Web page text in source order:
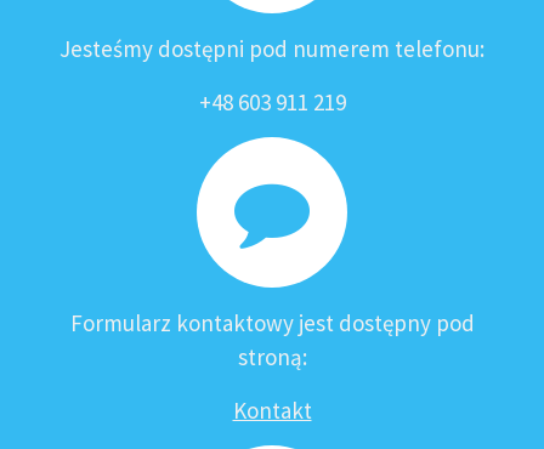
Jesteśmy dostępni pod numerem telefonu:
+48 603 911 219
Formularz kontaktowy jest dostępny pod
stroną:
Kontakt